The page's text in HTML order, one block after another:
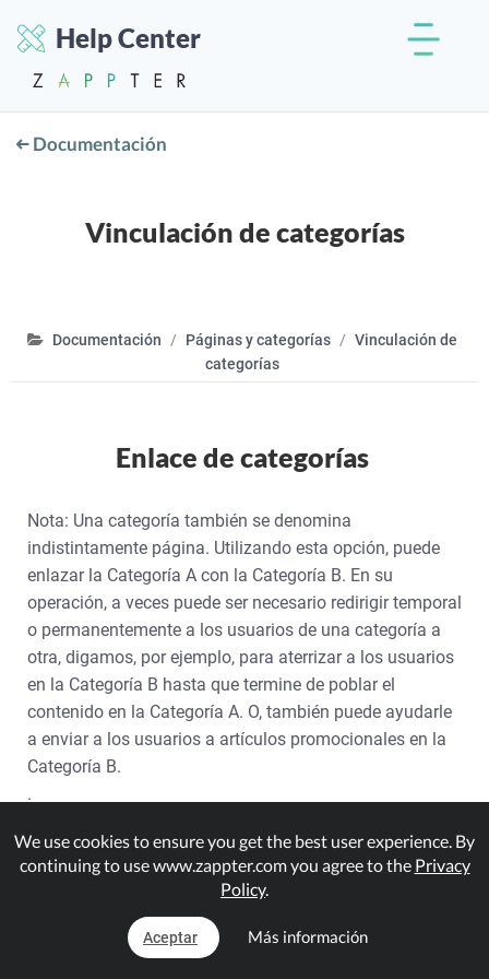
Help Center
Documentación
Vinculación de categorías
Documentación Páginas y categorías
Vinculación de
categorías
Enlace de categorías
Nota: Una categoría también se denomina
indistintamente página. Utilizando esta opción, puede
enlazar la Categoría A con la Categoría B. En su
operación, a veces puede ser necesario redirigir temporal
o permanentemente a los usuarios de una categoría a
otra, digamos, por ejemplo, para aterrizar a los usuarios
en la Categoría B hasta que termine de poblar el
contenido en la Categoría A. O, también puede ayudarle
a enviar a los usuarios a artículos promocionales en la
Categoría B.
.
1. Admin > Personalizar > Contenido. Haga clic para
editar su aplicación.
We use cookies to ensure you get the best user experience. By
continuing to use www.zappter.com you agree to the Privacy
Policy.
Aceptar Más información